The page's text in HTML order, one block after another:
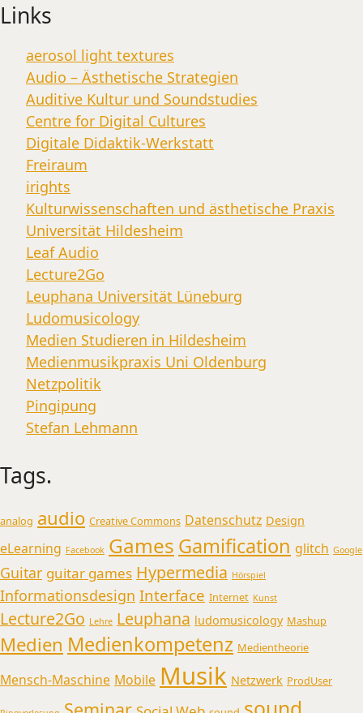
Links
aerosol light textures
Audio – Ästhetische Strategien
Auditive Kultur und Soundstudies
Centre for Digital Cultures
Digitale Didaktik-Werkstatt
Freiraum
irights
Kulturwissenschaften und ästhetische Praxis
Universität Hildesheim
Leaf Audio
Lecture2Go
Leuphana Universität Lüneburg
Ludomusicology
Medien Studieren in Hildesheim
Medienmusikpraxis Uni Oldenburg
Netzpolitik
Pingipung
Stefan Lehmann
Tags.
analog audio Creative Commons Datenschutz Design
eLearning Facebook Games Gamification glitch Google
Guitar guitar games Hypermedia Hörspiel
Informationsdesign Interface Internet Kunst
Lecture2Go Lehre Leuphana ludomusicology Mashup
Medien Medienkompetenz Medientheorie
Mensch-Maschine Mobile Musik Netzwerk ProdUser